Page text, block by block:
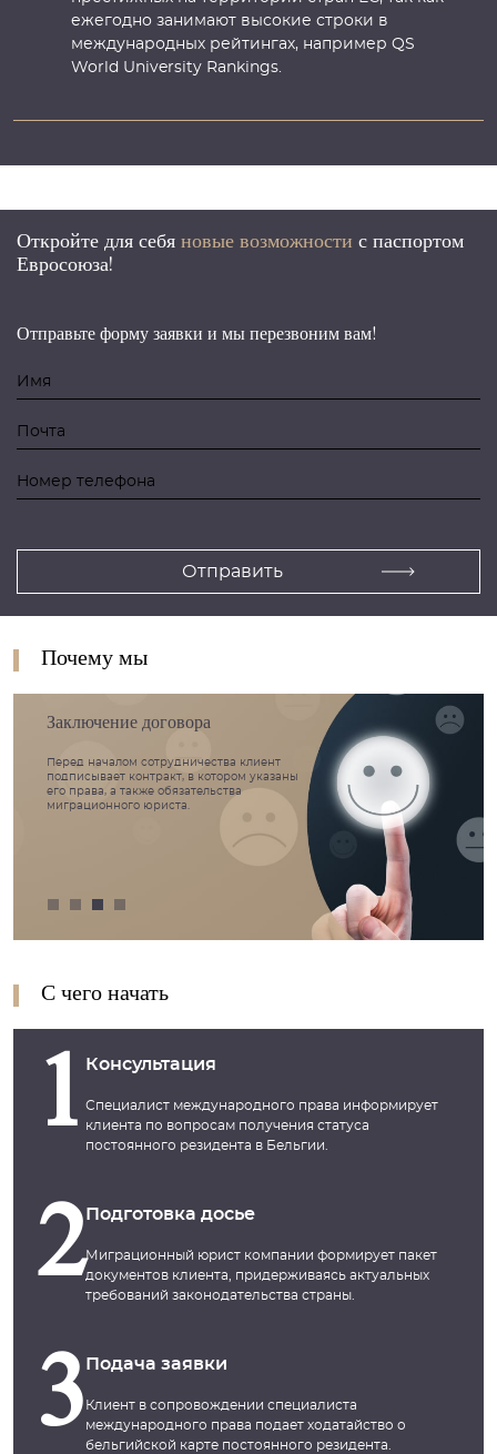
ежегодно занимают высокие строки в
международных рейтингах, например QS
World University Rankings.
Откройте для себя новые возможности с паспортом
Евросоюза!
Отправьте форму заявки и мы перезвоним вам!
Почему мы
Заключение договора
Перед началом сотрудничества клиент
подписывает контракт, в котором указаны
его права, а также обязательства
миграционного юриста.
С чего начать
1 Консультация
Специалист международного права информирует
клиента по вопросам получения статуса
постоянного резидента в Бельгии.
2Подготовка досье
Миграционный юрист компании формирует пакет
документов клиента, придерживаясь актуальных
требований законодательства страны.
3 Подача заявки
Клиент в сопровождении специалиста
международного права подает ходатайство о
бельгийской карте постоянного резидента.